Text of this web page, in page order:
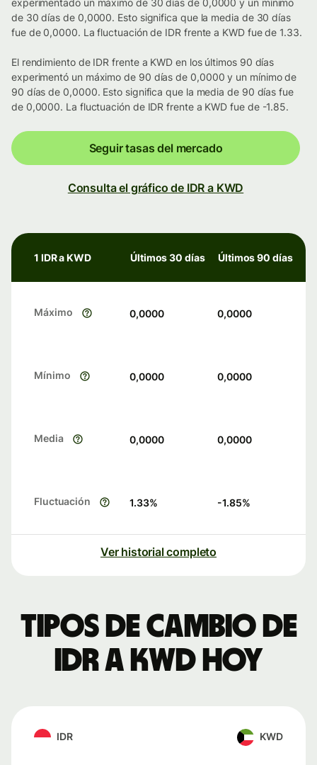
experimentado un máximo de 30 días de 0,0000 y un mínimo
de 30 días de 0,0000. Esto significa que la media de 30 días
fue de 0,0000. La fluctuación de IDR frente a KWD fue de 1.33.
El rendimiento de IDR frente a KWD en los últimos 90 días
experimentó un máximo de 90 días de 0,0000 y un mínimo de
90 días de 0,0000. Esto significa que la media de 90 días fue
de 0,0000. La fluctuación de IDR frente a KWD fue de -1.85.
Seguir tasas del mercado
Consulta el gráfico de IDR a KWD
1 IDR a KWD Últimos 30 días Últimos 90 días
Máximo 0,0000 0,0000
Mínimo 0,0000 0,0000
Media 0,0000 0,0000
Fluctuación 1.33% -1.85%
Ver historial completo
Tipos de cambio de
IDR a KWD hoy
IDR KWD